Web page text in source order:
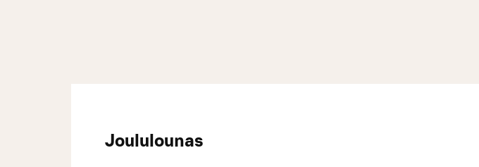
Joululounas